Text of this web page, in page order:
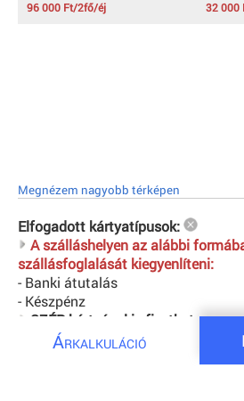
96 000 Ft/2fő/éj
32 000
Megnézem nagyobb térképen
Elfogadott kártyatípusok:
A szálláshelyen az alábbi
szállásfoglalását kiegyenlíteni:
- Banki átutalás
- Készpénz
SZÉP-kártyával is fizethet:
NINCSÁrkalkuláció